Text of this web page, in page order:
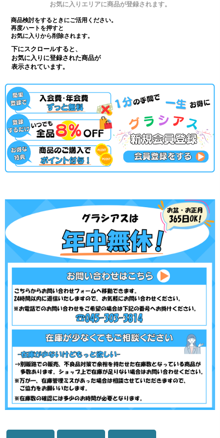
お気に入りエリアに商品が登録されます。
商品検討をするときにご活用ください。
再度ハートを押すと
お気に入りから削除されます。
下にスクロールすると、
お気に入りに登録された商品が
表示されています。